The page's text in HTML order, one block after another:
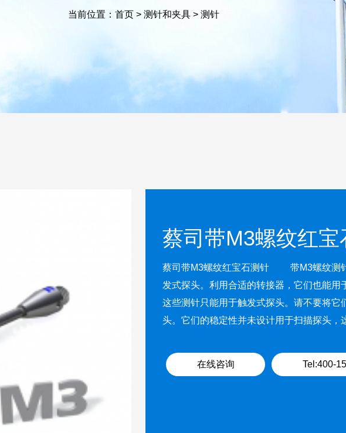
当前位置： 首页> 测针和夹具> 测针
蔡司带M3螺纹红宝
蔡司带M3螺纹红宝石测针 带M3螺纹测针可用于蔡司RST或第三方触
发式探头。利用合适的转接器，它们也能用于其
这些测针只能用于触发式探头。请不要将它
头。它们的稳定性并未设计用于扫描探头，
在线咨询 Tel:400-